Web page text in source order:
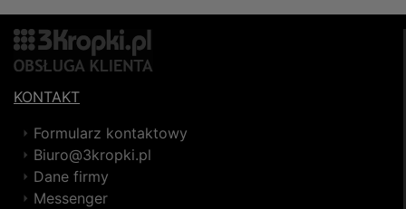
KONTAKT
Formularz kontaktowy
Biuro@3kropki.pl
Dane firmy
Messenger